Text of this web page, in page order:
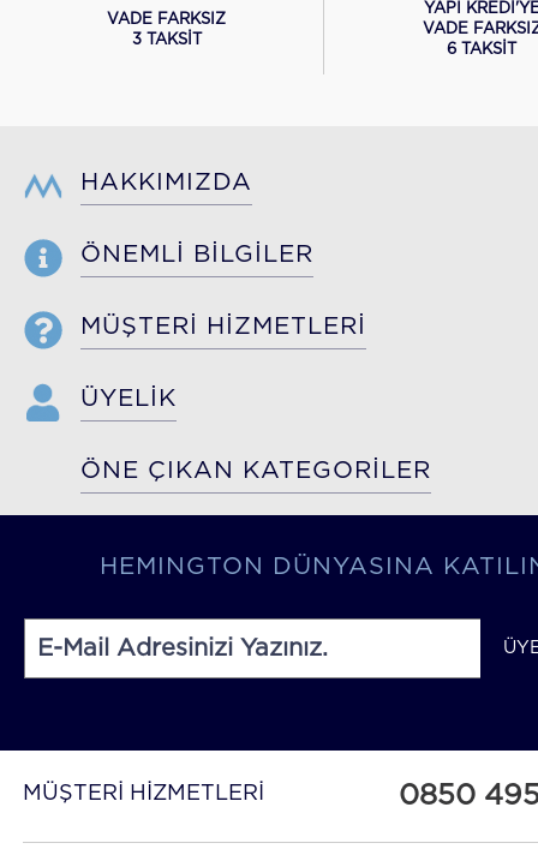
VADE FARKSIZ
3 TAKSİT
YAPI
VADE
6 TAKSİT
HAKKIMIZDA
ÖNEMLİ BİLGİLER
MÜŞTERİ HİZMETLERİ
ÜYELİK
ÖNE ÇIKAN KATEGORİLER
HEMINGTON DÜNYASINA
MÜŞTERİ HİZMETLERİ 0850